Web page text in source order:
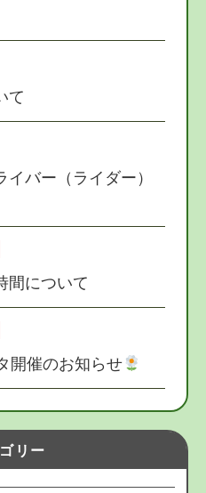
て
イバー（ライダー）
間について
開催のお知らせ
リー